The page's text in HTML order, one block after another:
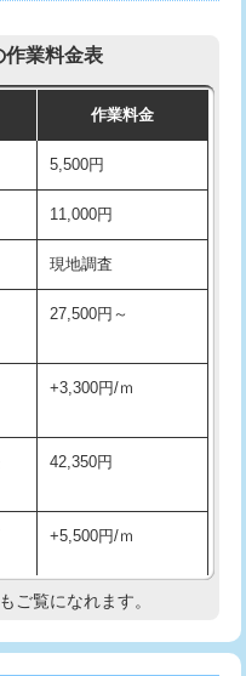
27,500円
38,500円
38,500円
現場見積
16,500円
す。
11,000円+材料費
13,200円
16,500円
16,500円
16,500円
5,500円
止
5,500円
作
11,000円
作業料金表
作業料金
5,500円
11,000円
現地調査
27,500円～
+3,300円/ｍ
42,350円
+5,500円/ｍ
現地調査
ご覧になれます。